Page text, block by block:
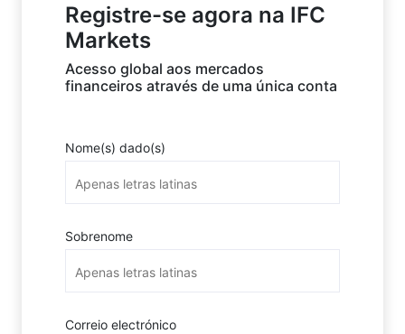
Registre-se agora na IFC
Markets
Acesso global aos mercados
financeiros através de uma única conta
Nome(s) dado(s)
Sobrenome
Correio electrónico